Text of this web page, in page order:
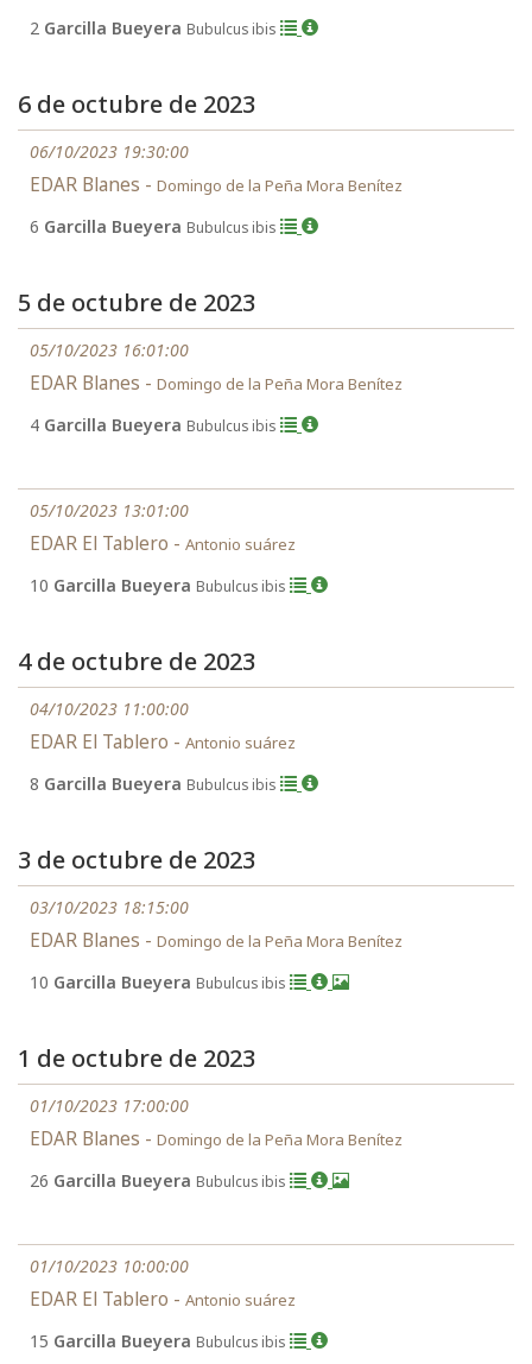
2 Garcilla Bueyera Bubulcus ibis
6 de octubre de 2023
06/10/2023 19:30:00
EDAR Blanes - Domingo de la Peña Mora Benítez
6 Garcilla Bueyera Bubulcus ibis
5 de octubre de 2023
05/10/2023 16:01:00
EDAR Blanes - Domingo de la Peña Mora Benítez
4 Garcilla Bueyera Bubulcus ibis
05/10/2023 13:01:00
EDAR El Tablero - Antonio suárez
10 Garcilla Bueyera Bubulcus ibis
4 de octubre de 2023
04/10/2023 11:00:00
EDAR El Tablero - Antonio suárez
8 Garcilla Bueyera Bubulcus ibis
3 de octubre de 2023
03/10/2023 18:15:00
EDAR Blanes - Domingo de la Peña Mora Benítez
10 Garcilla Bueyera Bubulcus ibis
1 de octubre de 2023
01/10/2023 17:00:00
EDAR Blanes - Domingo de la Peña Mora Benítez
26 Garcilla Bueyera Bubulcus ibis
01/10/2023 10:00:00
EDAR El Tablero - Antonio suárez
15 Garcilla Bueyera Bubulcus ibis